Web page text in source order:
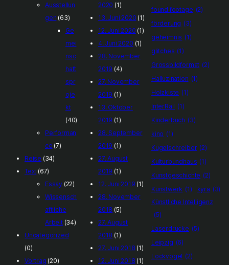
Ausstellun
gen (63)
Ge
mei
nsc
haft
spr
oje
kt
(40)
Performan
ce (7)
Reise (34)
Text (67)
Essay (22)
Wissensch
aftliche
Arbeit(34)
Uncategorized
(0)
Vortrag (20)
2020 (1)
13. Juni 2020 (1)
12. Juni 2020 (1)
4. Juni 2020 (1)
28. November
2019 (4)
27. November
2019 (1)
13. Oktober
2019 (1)
28. September
2019 (1)
27. August
2019 (1)
12. Juni 2019 (1)
28. November
2018 (5)
27. August
2018 (1)
27. Juni 2018 (1)
12. Juni 2018 (1)
found footage (2)
förderung (3)
geheimnis (1)
glitches (1)
Grossbildformat (2)
Halluzination (1)
Holzkiste (1)
InterRail (1)
Kinderbuch (3)
kino (1)
Kugelschreiber (2)
Kulturbundhaus (1)
Kunstgeschichte (2)
Kunstwerk (1) kyra (3)
Künstliche Intelligenz
(5)
Laserdrucke (5)
Leipzig (6)
Lockvogel (2)